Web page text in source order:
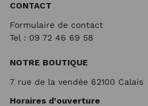
CONTACT
Formulaire de contact
Tel : 09 72 46 69 58
NOTRE BOUTIQUE
7 rue de la vendée 62100 Calais
Horaires d'ouverture